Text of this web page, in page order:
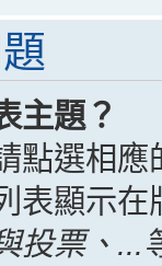
主題？
點選相
表顯示
投票、...